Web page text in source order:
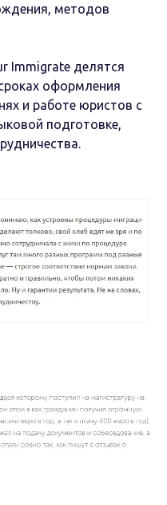
методов
Immigrate делятся
оформления
и работе юристов с
подготовке,